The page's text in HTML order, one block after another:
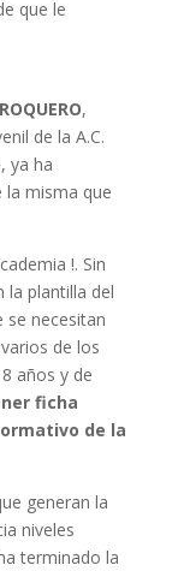
que le
,
de la A.C.
, ya ha
misma que
!. Sin
la plantilla del
se necesitan
de los
años y de
ficha
de la
generan la
niveles
terminado la